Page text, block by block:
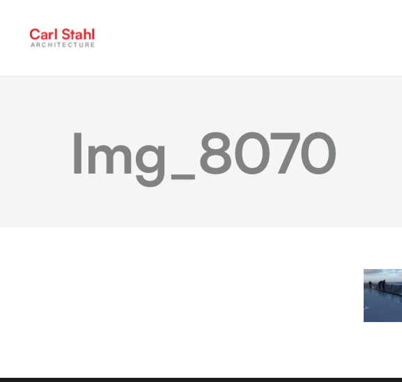
Img_8070